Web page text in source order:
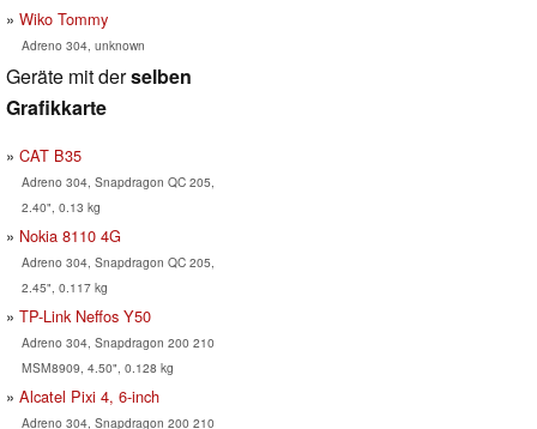
Wiko Tommy
Adreno 304, unknown
Geräte mit derselben
Grafikkarte
CAT B35
Adreno 304, Snapdragon QC 205,
2.40", 0.13 kg
Nokia 8110 4G
Adreno 304, Snapdragon QC 205,
2.45", 0.117 kg
TP-Link Neffos Y50
Adreno 304, Snapdragon 200 210
MSM8909, 4.50", 0.128 kg
Alcatel Pixi 4, 6-inch
Adreno 304, Snapdragon 200 210